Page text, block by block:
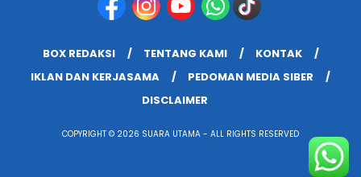
BOX REDAKSI TENTANG KAMI
KONTAK
IKLAN DAN KERJASAMA
PEDOMAN MEDIA SIBER
DISCLAIMER
COPYRIGHT © 2026 SUARA UTAMA - ALL RIGHTS RESERVED